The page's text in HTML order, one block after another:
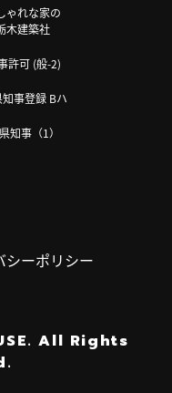
ゃれな家の
木建築社
許可 (般-2)
事登録 Bハ
知事（1）
シーポリシー
All Rights